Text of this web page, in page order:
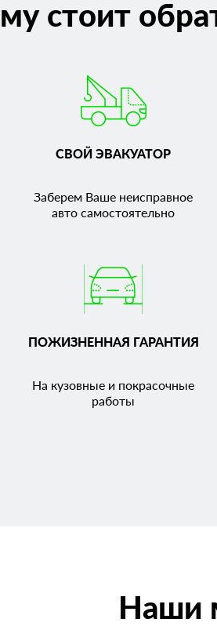
стоит
СВОЙ ЭВАКУАТОР
Заберем Ваше неисправное
авто самостоятельно
ПОЖИЗНЕННАЯ ГАРАНТИЯ
На кузовные и покрасочные
работы
Наши